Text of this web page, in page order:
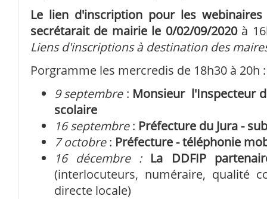
Le lien d'inscription pour les
secrétarait de mairie le 0/02/09/2020 à
Liens d'inscriptions à destination des
Porgramme les mercredis de 18h30 à 20h
9 septembre : Monsieur l'Inspecteur
scolaire
16 septembre: Préfecture du Jura -
7 octobre: Préfecture - téléphonie
16 décembre : La DDFIP
(interlocuteurs, numéraire, qualité
directe locale)